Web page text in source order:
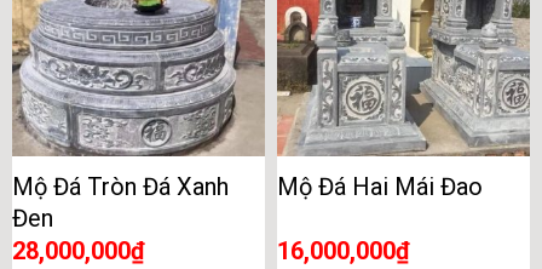
Mộ Đá Tròn Đá Xanh
Đen
28,000,000₫
Mộ Đá Hai Mái Đao
16,000,000₫